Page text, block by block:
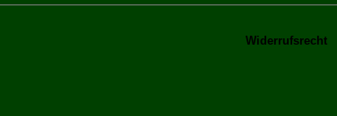
Widerrufsrecht